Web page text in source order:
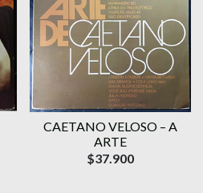
CAETANO VELOSO – A
ARTE
$37.900